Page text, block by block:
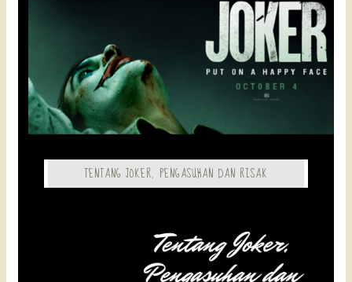
TENTANG JOKER, PENGASUHAN DAN RISAK